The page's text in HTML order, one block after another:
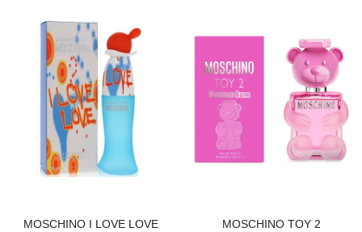
MOSCHINO I LOVE LOVE
MOSCHINO TOY 2